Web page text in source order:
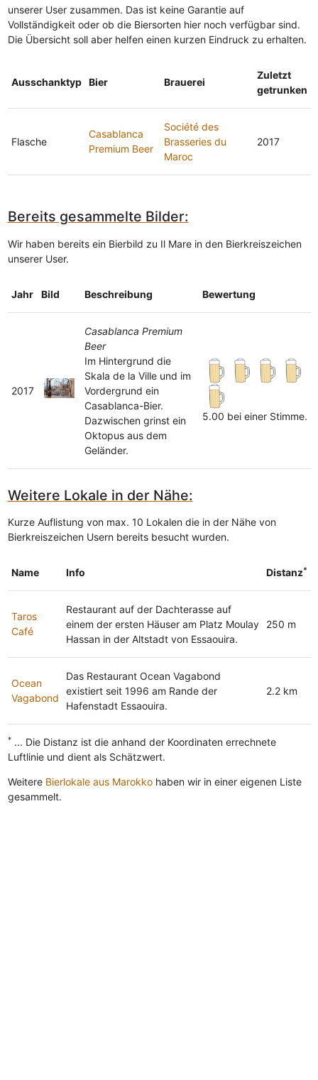
unserer User zusammen. Das ist keine Garantie auf
Vollständigkeit oder ob die Biersorten hier noch verfügbar sind.
Die Übersicht soll aber helfen einen kurzen Eindruck zu erhalten.
Ausschanktyp Bier Brauerei
Zuletzt
getrunken
Flasche
Casablanca
Premium Beer
Société des
Brasseries du
Maroc
2017
Bereits gesammelte Bilder:
Wir haben bereits ein Bierbild zu Il Mare in den Bierkreiszeichen
unserer User.
Jahr Bild Beschreibung Bewertung
2017
Casablanca Premium
Beer
Im Hintergrund die
Skala de la Ville und im
Vordergrund ein
Casablanca-Bier.
Dazwischen grinst ein
Oktopus aus dem
Geländer.
5.00 bei einer Stimme.
Weitere Lokale in der Nähe:
Kurze Auflistung von max. 10 Lokalen die in der Nähe von
Bierkreiszeichen Usern bereits besucht wurden.
Name Info Distanz*
Taros
Café
Restaurant auf der Dachterasse auf
einem der ersten Häuser am Platz Moulay
Hassan in der Altstadt von Essaouira.
250 m
Ocean
Vagabond
Das Restaurant Ocean Vagabond
existiert seit 1996 am Rande der
Hafenstadt Essaouira.
2.2 km
*... Die Distanz ist die anhand der Koordinaten errechnete
Luftlinie und dient als Schätzwert.
Weitere Bierlokale aus Marokkohaben wir in einer eigenen Liste
gesammelt.